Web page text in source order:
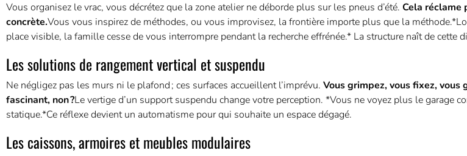
Vous organisez le vrac, vous décrétez que la zone atelier ne déborde plus sur les pneus d’été. Cela réclame
concrète.Vous vous inspirez de méthodes, ou vous improvisez, la frontière importe plus que la
place visible, la famille cesse de vous interrompre pendant la recherche effrénée.* La structure naît de cette
Les solutions de rangement vertical et suspendu
Ne négligez pas les murs ni le plafond ; ces surfaces accueillent l’imprévu. Vous grimpez, vous fixez, vous
fascinant, non ?Le vertige d’un support suspendu change votre perception. *Vous ne voyez plus le garage
statique.*Ce réflexe devient un automatisme pour qui souhaite un espace dégagé.
Les caissons, armoires et meubles modulaires